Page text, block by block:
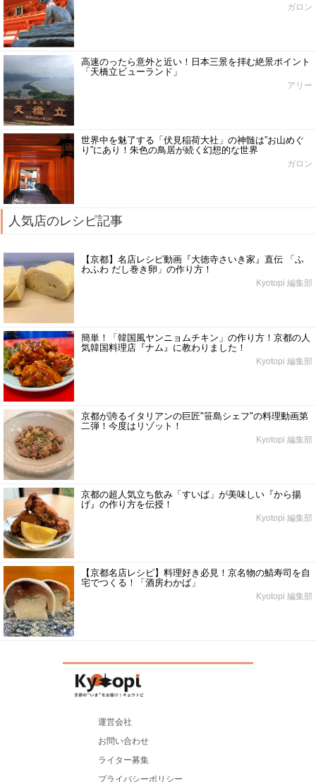
ガロン
高速のったら意外と近い！日本三景を拝む絶景ポイント
「天橋立ビューランド」
アリー
世界中を魅了する「伏見稲荷大社」の神髄は”お山めぐ
り”にあり！朱色の鳥居が続く幻想的な世界
ガロン
人気店のレシピ記事
【京都】名店レシピ動画『大徳寺さいき家』直伝 「ふ
わふわ だし巻き卵」の作り方！
Kyotopi 編集部
簡単！「韓国風ヤンニョムチキン」の作り方！京都の人
気韓国料理店『ナム』に教わりました！
Kyotopi 編集部
京都が誇るイタリアンの巨匠"笹島シェフ"の料理動画第
二弾！今度はリゾット！
Kyotopi 編集部
京都の超人気立ち飲み「すいば」が美味しい『から揚
げ』の作り方を伝授！
Kyotopi 編集部
【京都名店レシピ】料理好き必見！京名物の鯖寿司を自
宅でつくる！「酒房わかば」
Kyotopi 編集部
運営会社
お問い合わせ
ライター募集
プライバシーポリシー